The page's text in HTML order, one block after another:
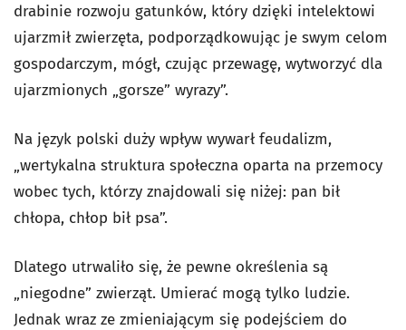
drabinie rozwoju gatunków, który dzięki intelektowi
ujarzmił zwierzęta, podporządkowując je swym celom
gospodarczym, mógł, czując przewagę, wytworzyć dla
ujarzmionych „gorsze” wyrazy”.
Na język polski duży wpływ wywarł feudalizm,
„wertykalna struktura społeczna oparta na przemocy
wobec tych, którzy znajdowali się niżej: pan bił
chłopa, chłop bił psa”.
Dlatego utrwaliło się, że pewne określenia są
„niegodne” zwierząt. Umierać mogą tylko ludzie.
Jednak wraz ze zmieniającym się podejściem do